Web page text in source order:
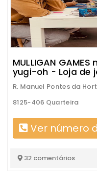
MULLIGAN
yugi-oh - Loja de
R. Manuel Pontes da
8125-406 Quarteira
Ver número
32 comentários